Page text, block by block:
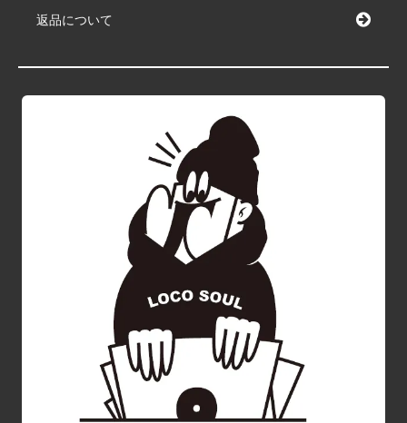
返品について